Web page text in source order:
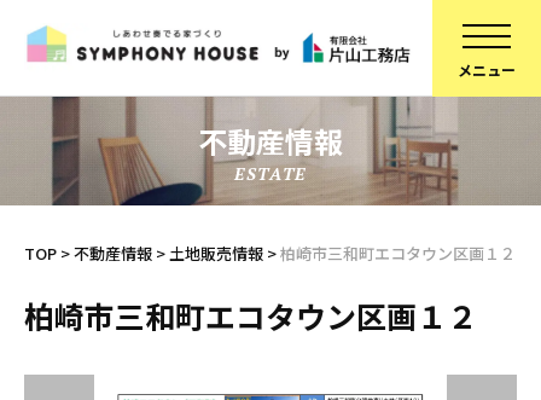
家づくりについて
建物について
お知らせ
不動産情報
スタッフ紹介
コラム
採用情報
SDGsへの取り組み
不動産情報
ESTATE
TOP >不動産情報 >土地販売情報 >柏崎市三和町エコタウン区画１２
柏崎市三和町エコタウン区画１２